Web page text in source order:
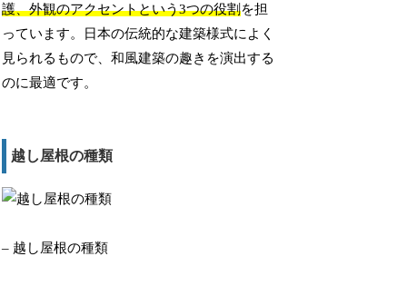
護、外観のアクセントという3つの役割を担
っています。日本の伝統的な建築様式によく
見られるもので、和風建築の趣きを演出する
のに最適です。
越し屋根の種類
– 越し屋根の種類